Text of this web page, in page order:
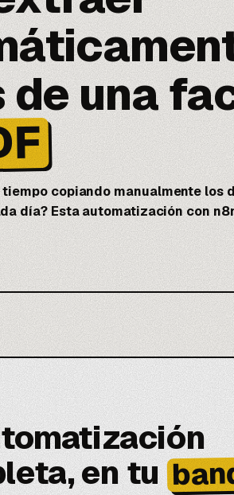
de una
copiando manualmente los
día? Esta automatización con
en tu